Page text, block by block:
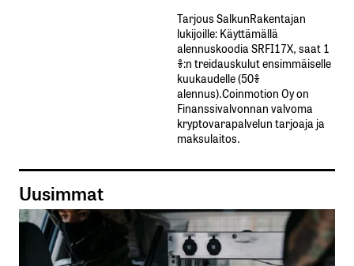
Tarjous SalkunRakentajan
lukijoille: Käyttämällä​ ​
alennuskoodia​ ​SRFI17X,​ ​saat​ ​1
%:n treidauskulut​ ​ensimmäiselle​ ​
kuukaudelle​ ​(50%​ ​
alennus).Coinmotion Oy on
Finanssivalvonnan valvoma
kryptovarapalvelun tarjoaja ja
maksulaitos.
Uusimmat